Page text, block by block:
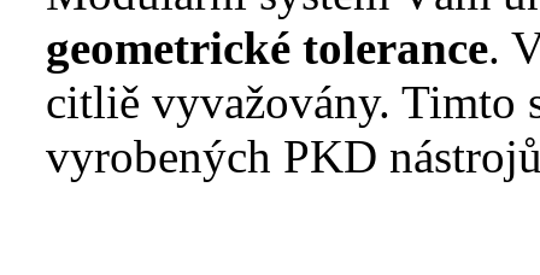
geometrické tolerance.
citliě vyvažovány. Timto
vyrobených PKD